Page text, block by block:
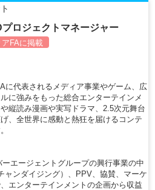
ロジェクトマネージャー
アFAに掲載
に代表されるメディア事業やゲーム、広
に強みをもった総合エンターテインメ
縦読み漫画や実写ドラマ、2.5次元舞台
、全世界に感動と熱狂を届けるコンテ
エージェントグループの興行事業の中
ャンダイジング）、PPV、協賛、マーケ
エンターテインメントの企画から収益